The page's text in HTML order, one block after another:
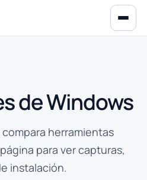
de Windows
herramientas
para ver capturas,
instalación.